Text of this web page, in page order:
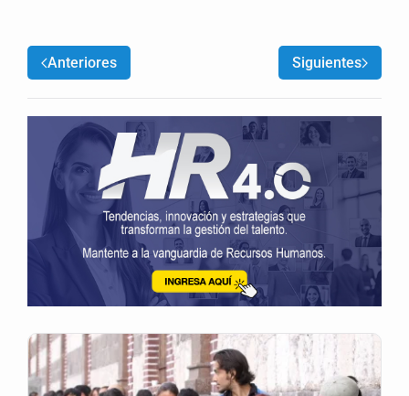
Anteriores Siguientes